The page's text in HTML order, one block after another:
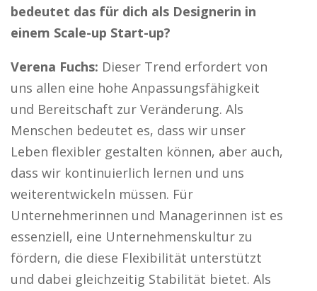
bedeutet das für dich als Designerin in
einem Scale-up Start-up?
Verena Fuchs: Dieser Trend erfordert von
uns allen eine hohe Anpassungsfähigkeit
und Bereitschaft zur Veränderung. Als
Menschen bedeutet es, dass wir unser
Leben flexibler gestalten können, aber auch,
dass wir kontinuierlich lernen und uns
weiterentwickeln müssen. Für
Unternehmerinnen und Managerinnen ist es
essenziell, eine Unternehmenskultur zu
fördern, die diese Flexibilität unterstützt
und dabei gleichzeitig Stabilität bietet. Als